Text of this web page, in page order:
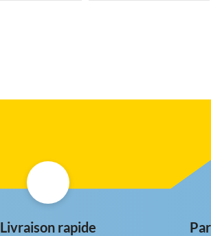
Livraison rapide